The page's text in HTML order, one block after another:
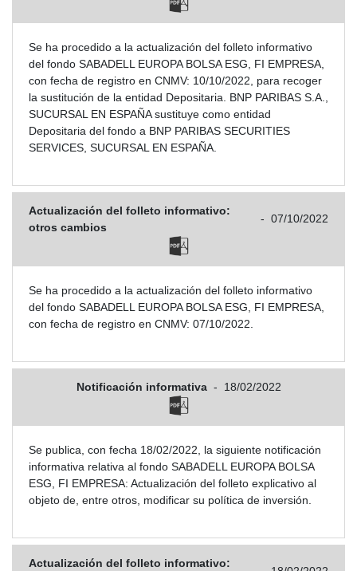
Se ha procedido a la actualización del folleto informativo
del fondo SABADELL EUROPA BOLSA ESG, FI EMPRESA,
con fecha de registro en CNMV: 10/10/2022, para recoger
la sustitución de la entidad Depositaria. BNP PARIBAS S.A.,
SUCURSAL EN ESPAÑA sustituye como entidad
Depositaria del fondo a BNP PARIBAS SECURITIES
SERVICES, SUCURSAL EN ESPAÑA.
Actualización del folleto informativo:
otros cambios
- 07/10/2022
Se ha procedido a la actualización del folleto informativo
del fondo SABADELL EUROPA BOLSA ESG, FI EMPRESA,
con fecha de registro en CNMV: 07/10/2022.
Notificación informativa - 18/02/2022
Se publica, con fecha 18/02/2022, la siguiente notificación
informativa relativa al fondo SABADELL EUROPA BOLSA
ESG, FI EMPRESA: Actualización del folleto explicativo al
objeto de, entre otros, modificar su política de inversión.
Actualización del folleto informativo: